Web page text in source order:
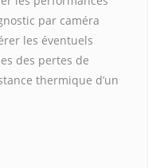
par caméra
les éventuels
des pertes de
thermique d’un